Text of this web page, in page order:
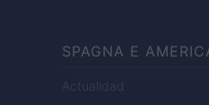
SPAGNA E
Actualidad